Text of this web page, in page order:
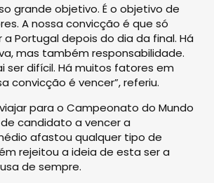
grande objetivo. É o objetivo de
A nossa convicção é que só
Portugal depois do dia da final. Há
mas também responsabilidade.
ser difícil. Há muitos fatores em
convicção é vencer”, referiu.
para o Campeonato do Mundo
candidato a vencer a
afastou qualquer tipo de
rejeitou a ideia de esta ser a
de sempre.